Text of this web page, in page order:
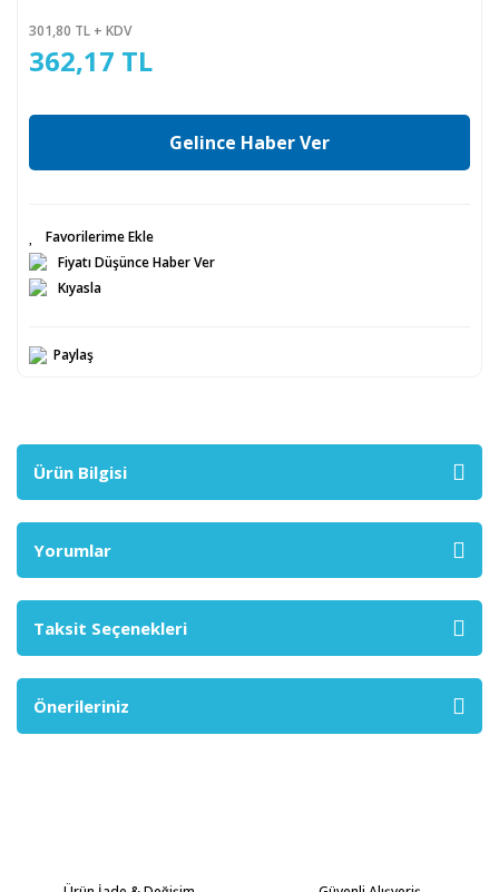
301,80 TL + KDV
362,17 TL
Gelince Haber Ver
Fiyatı Düşünce Haber Ver
Kıyasla
Paylaş
Ürün Bilgisi
Yorumlar
Taksit Seçenekleri
Önerileriniz